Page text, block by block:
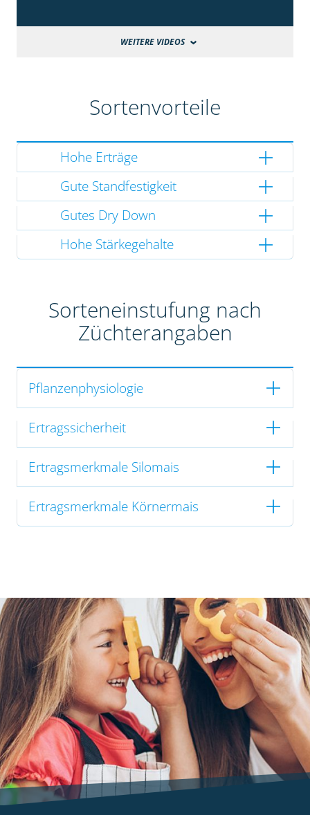
WEITERE VIDEOS
Sortenvorteile
Hohe Erträge
Gute Standfestigkeit
Gutes Dry Down
Hohe Stärkegehalte
Sorteneinstufung nach
Züchterangaben
Pflanzenphysiologie
Ertragssicherheit
Ertragsmerkmale Silomais
Ertragsmerkmale Körnermais